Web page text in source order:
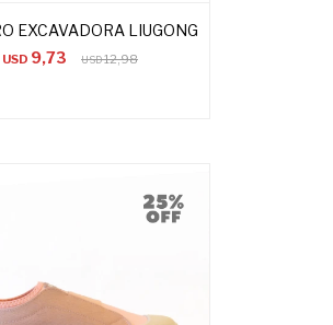
EXCAVADORA LIUGONG
USD 9,73 USD12,98